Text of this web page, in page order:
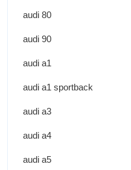
audi 80
audi 90
audi a1
audi a1 sportback
audi a3
audi a4
audi a5